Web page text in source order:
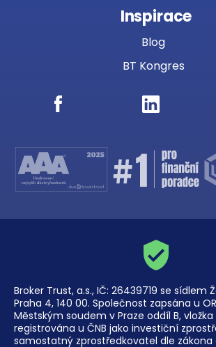
Inspirace
Blog
BT Kongres
Broker Trust, a.s., IČ: 26439719 se sídlem
Praha 4, 140 00. Společnost zapsána u
Městským soudem v Praze oddíl B, vložka
registrována u ČNB jako investiční
samostatný zprostředkovatel dle zákona